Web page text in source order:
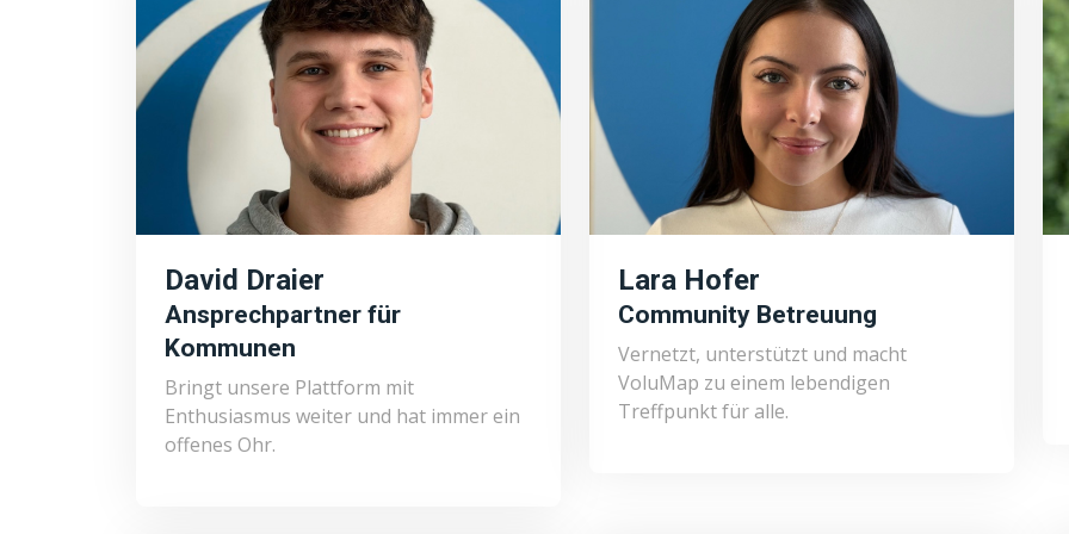
David Draier
Ansprechpartner für
Kommunen
Bringt unsere Plattform mit
Enthusiasmus weiter und hat immer ein
offenes Ohr.
Lara Hofer
Community Betreuung
Vernetzt, unterstützt und macht
VoluMap zu einem lebendigen
Treffpunkt für alle.